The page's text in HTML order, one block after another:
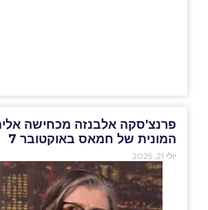
פרנצ'סקה אלבנזה מכחישה
המונית של חמאס באוקטובר 7
יולי 21, 2025